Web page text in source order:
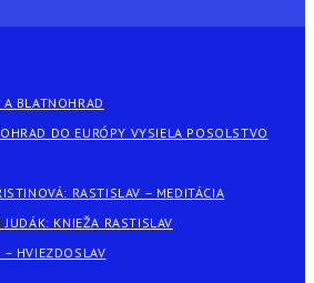
A BLATNOHRAD
DO EURÓPY VYSIELA POSOLSTVO
RASTISLAV – MEDITÁCIA
JUDÁK: KNIEŽA RASTISLAV
– HVIEZDOSLAV